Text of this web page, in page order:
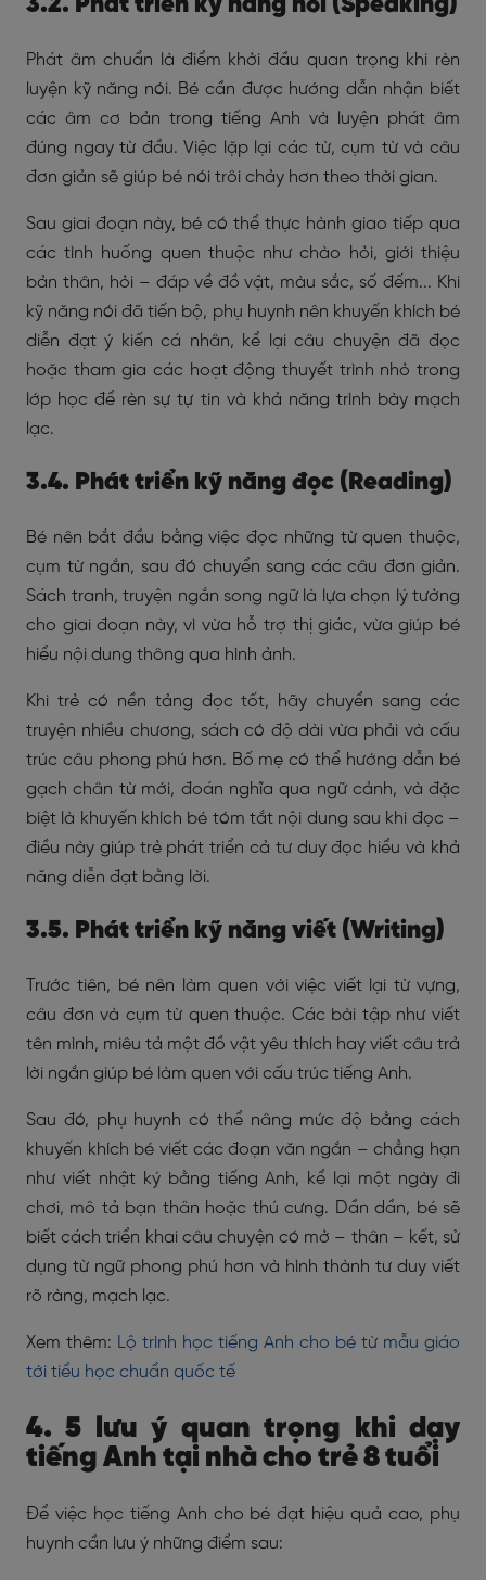
3.2. Phát triển kỹ năng nói (Speaking)
Phát âm chuẩn là điểm khởi đầu quan trọng khi rèn
luyện kỹ năng nói. Bé cần được hướng dẫn nhận biết
các âm cơ bản trong tiếng Anh và luyện phát âm
đúng ngay từ đầu. Việc lặp lại các từ, cụm từ và câu
đơn giản sẽ giúp bé nói trôi chảy hơn theo thời gian.
Sau giai đoạn này, bé có thể thực hành giao tiếp qua
các tình huống quen thuộc như chào hỏi, giới thiệu
bản thân, hỏi – đáp về đồ vật, màu sắc, số đếm... Khi
kỹ năng nói đã tiến bộ, phụ huynh nên khuyến khích bé
diễn đạt ý kiến cá nhân, kể lại câu chuyện đã đọc
hoặc tham gia các hoạt động thuyết trình nhỏ trong
lớp học để rèn sự tự tin và khả năng trình bày mạch
lạc.
3.4. Phát triển kỹ năng đọc (Reading)
Bé nên bắt đầu bằng việc đọc những từ quen thuộc,
cụm từ ngắn, sau đó chuyển sang các câu đơn giản.
Sách tranh, truyện ngắn song ngữ là lựa chọn lý tưởng
cho giai đoạn này, vì vừa hỗ trợ thị giác, vừa giúp bé
hiểu nội dung thông qua hình ảnh.
Khi trẻ có nền tảng đọc tốt, hãy chuyển sang các
truyện nhiều chương, sách có độ dài vừa phải và cấu
trúc câu phong phú hơn. Bố mẹ có thể hướng dẫn bé
gạch chân từ mới, đoán nghĩa qua ngữ cảnh, và đặc
biệt là khuyến khích bé tóm tắt nội dung sau khi đọc –
điều này giúp trẻ phát triển cả tư duy đọc hiểu và khả
năng diễn đạt bằng lời.
3.5. Phát triển kỹ năng viết (Writing)
Trước tiên, bé nên làm quen với việc viết lại từ vựng,
câu đơn và cụm từ quen thuộc. Các bài tập như viết
tên mình, miêu tả một đồ vật yêu thích hay viết câu trả
lời ngắn giúp bé làm quen với cấu trúc tiếng Anh.
Sau đó, phụ huynh có thể nâng mức độ bằng cách
khuyến khích bé viết các đoạn văn ngắn – chẳng hạn
như viết nhật ký bằng tiếng Anh, kể lại một ngày đi
chơi, mô tả bạn thân hoặc thú cưng. Dần dần, bé sẽ
biết cách triển khai câu chuyện có mở – thân – kết, sử
dụng từ ngữ phong phú hơn và hình thành tư duy viết
rõ ràng, mạch lạc.
Xem thêm: Lộ trình học tiếng Anh cho bé từ mẫu giáo
tới tiểu học chuẩn quốc tế
4. 5 lưu ý quan trọng khi dạy
tiếng Anh tại nhà cho trẻ 8 tuổi
Để việc học tiếng Anh cho bé đạt hiệu quả cao, phụ
huynh cần lưu ý những điểm sau: